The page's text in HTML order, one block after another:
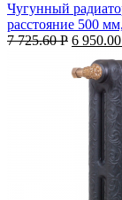
Чугунный
расстояние 500
7 725.60Р 6 950.00